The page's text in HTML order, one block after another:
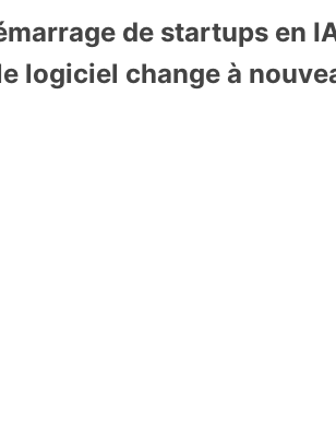
de startups en
logiciel change à